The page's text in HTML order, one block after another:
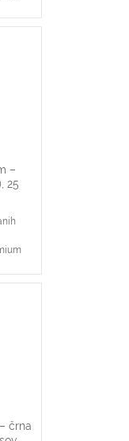
in
21-
za
veže
–
25
in
21-
za
veže
črna